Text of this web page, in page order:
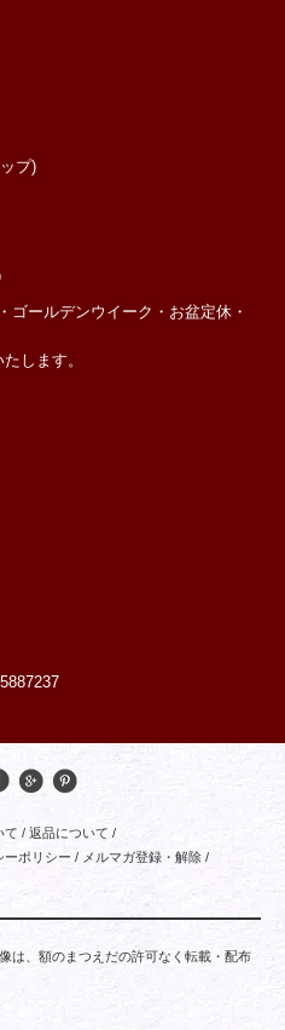
プ)
ゴールデンウイーク・お盆定休・
します。
て / 返品について /
ーポリシー / メルマガ登録・解除 /
は、額のまつえだの許可なく転載・配布